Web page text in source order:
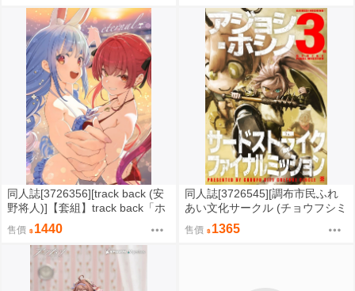
同人誌[3726356][track back (安
野将人)]【套組】track back「ホ
ロライブ本」セット (hololive )
售價 1440
同人誌[3726545][調布市民ふれ
あい文化サークル (チョウフシミ
ン)]【套組】調布市民ふれあい文
化サークル「アジョシ・ホシ
售價 1365